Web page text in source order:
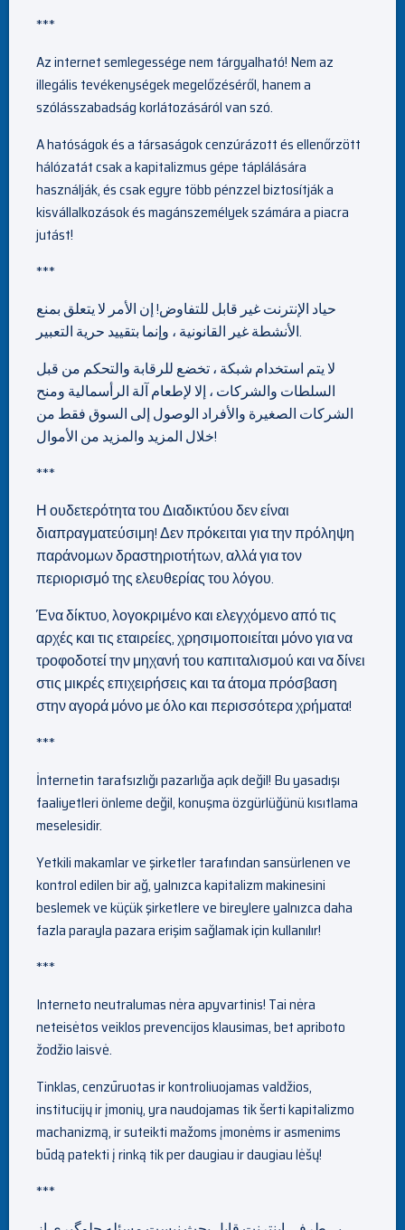
***
Az internet semlegessége nem tárgyalható! Nem az
illegális tevékenységek megelőzéséről, hanem a
szólásszabadság korlátozásáról van szó.
A hatóságok és a társaságok cenzúrázott és ellenőrzött
hálózatát csak a kapitalizmus gépe táplálására
használják, és csak egyre több pénzzel biztosítják a
kisvállalkozások és magánszemélyek számára a piacra
jutást!
***
حياد الإنترنت غير قابل للتفاوض! إن الأمر لا يتعلق بمنع
الأنشطة غير القانونية ، وإنما بتقييد حرية التعبير.
لا يتم استخدام شبكة ، تخضع للرقابة والتحكم من قبل
السلطات والشركات ، إلا لإطعام آلة الرأسمالية ومنح
الشركات الصغيرة والأفراد الوصول إلى السوق فقط من
خلال المزيد والمزيد من الأموال!
***
Η ουδετερότητα του Διαδικτύου δεν είναι
διαπραγματεύσιμη! Δεν πρόκειται για την πρόληψη
παράνομων δραστηριοτήτων, αλλά για τον
περιορισμό της ελευθερίας του λόγου.
Ένα δίκτυο, λογοκριμένο και ελεγχόμενο από τις
αρχές και τις εταιρείες, χρησιμοποιείται μόνο για να
τροφοδοτεί την μηχανή του καπιταλισμού και να δίνει
στις μικρές επιχειρήσεις και τα άτομα πρόσβαση
στην αγορά μόνο με όλο και περισσότερα χρήματα!
***
İnternetin tarafsızlığı pazarlığa açık değil! Bu yasadışı
faaliyetleri önleme değil, konuşma özgürlüğünü kısıtlama
meselesidir.
Yetkili makamlar ve şirketler tarafından sansürlenen ve
kontrol edilen bir ağ, yalnızca kapitalizm makinesini
beslemek ve küçük şirketlere ve bireylere yalnızca daha
fazla parayla pazara erişim sağlamak için kullanılır!
***
Interneto neutralumas nėra apyvartinis! Tai nėra
neteisėtos veiklos prevencijos klausimas, bet apriboto
žodžio laisvė.
Tinklas, cenzūruotas ir kontroliuojamas valdžios,
institucijų ir įmonių, yra naudojamas tik šerti kapitalizmo
machanizmą, ir suteikti mažoms įmonėms ir asmenims
būdą patekti į rinką tik per daugiau ir daugiau lėšų!
***